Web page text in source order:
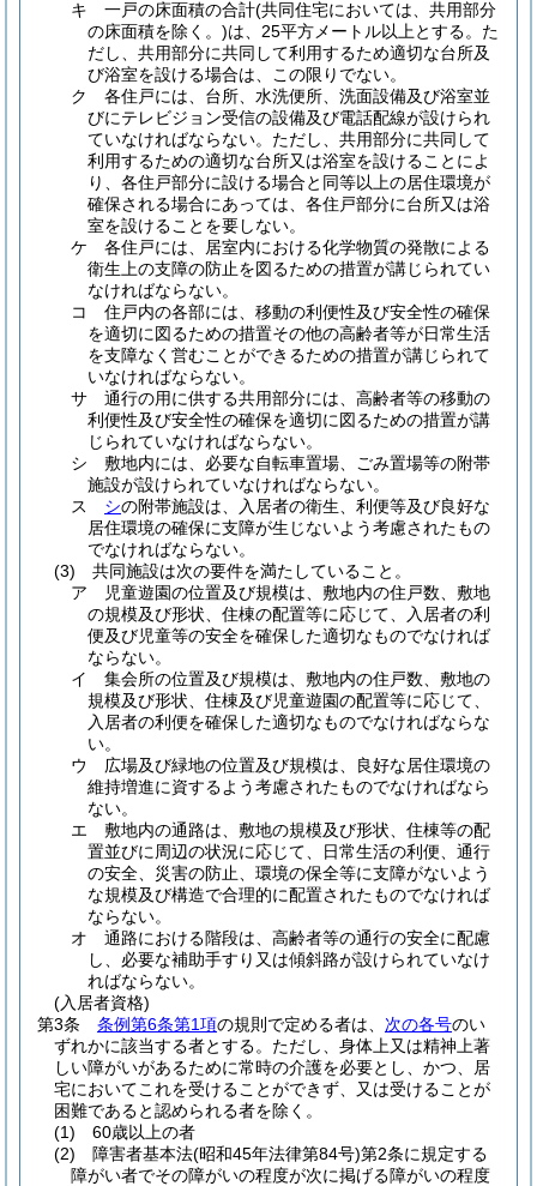
キ 一戸の床面積の合計(共同住宅においては、共用部分
の床面積を除く。)は、25平方メートル以上とする。 た
だし、共用部分に共同して利用するため適切な台所及
び浴室を設ける場合は、この限りでない。
ク
各住戸には、台所、水洗便所、洗面設備及び浴室並
びにテレビジョン受信の設備及び電話配線が設けられ
ていなければならない。 ただし、共用部分に共同して
利用するための適切な台所又は浴室を設けることによ
り、各住戸部分に設ける場合と同等以上の居住環境が
確保される場合にあっては、各住戸部分に台所又は浴
室を設けることを要しない。
ケ
各住戸には、居室内における化学物質の発散による
衛生上の支障の防止を図るための措置が講じられてい
なければならない。
コ
住戸内の各部には、移動の利便性及び安全性の確保
を適切に図るための措置その他の高齢者等が日常生活
を支障なく営むことができるための措置が講じられて
いなければならない。
サ
通行の用に供する共用部分には、高齢者等の移動の
利便性及び安全性の確保を適切に図るための措置が講
じられていなければならない。
シ
敷地内には、必要な自転車置場、ごみ置場等の附帯
施設が設けられていなければならない。
ス
シの附帯施設は、入居者の衛生、利便等及び良好な
居住環境の確保に支障が生じないよう考慮されたもの
でなければならない。
(3)
共同施設は次の要件を満たしていること。
ア
児童遊園の位置及び規模は、敷地内の住戸数、敷地
の規模及び形状、住棟の配置等に応じて、入居者の利
便及び児童等の安全を確保した適切なものでなければ
ならない。
イ
集会所の位置及び規模は、敷地内の住戸数、敷地の
規模及び形状、住棟及び児童遊園の配置等に応じて、
入居者の利便を確保した適切なものでなければならな
い。
ウ
広場及び緑地の位置及び規模は、良好な居住環境の
維持増進に資するよう考慮されたものでなければなら
ない。
エ
敷地内の通路は、敷地の規模及び形状、住棟等の配
置並びに周辺の状況に応じて、日常生活の利便、通行
の安全、災害の防止、環境の保全等に支障がないよう
な規模及び構造で合理的に配置されたものでなければ
ならない。
オ
通路における階段は、高齢者等の通行の安全に配慮
し、必要な補助手すり又は傾斜路が設けられていなけ
ればならない。
(入居者資格)
第3条
条例第6条第1項の規則で定める者は、 次の各号のい
ずれかに該当する者とする。 ただし、身体上又は精神上著
しい障がいがあるために常時の介護を必要とし、かつ、居
宅においてこれを受けることができず、又は受けることが
困難であると認められる者を除く。
(1)
60歳以上の者
(2)
障害者基本法(昭和45年法律第84号)第2条に規定する
障がい者でその障がいの程度が次に掲げる障がいの程度